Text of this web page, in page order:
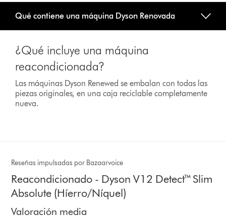
Qué contiene una máquina Dyson Renovada
¿Qué incluye una máquina
reacondicionada?
Las máquinas Dyson Renewed se embalan con todas las
piezas originales, en una caja reciclable completamente
nueva.
Reseñas impulsadas por Bazaarvoice
Reacondicionado - Dyson V12 Detect™ Slim
Absolute (Híerro/Níquel)
Valoración media